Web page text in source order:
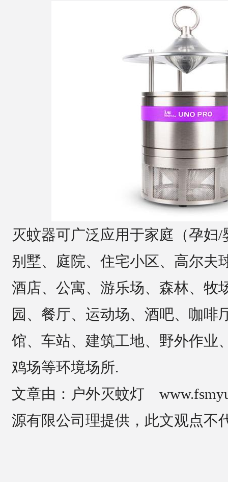
灭蚊器可广泛应用于家庭（孕妇
别墅、庭院、住宅小区、高尔夫
酒店、公寓、游乐场、森林、牧
园、餐厅、运动场、酒吧、咖啡
馆、车站、建筑工地、野外作业
鸡场等环境场所.
文章由：户外灭蚊灯
源有限公司理提供，此文观点不